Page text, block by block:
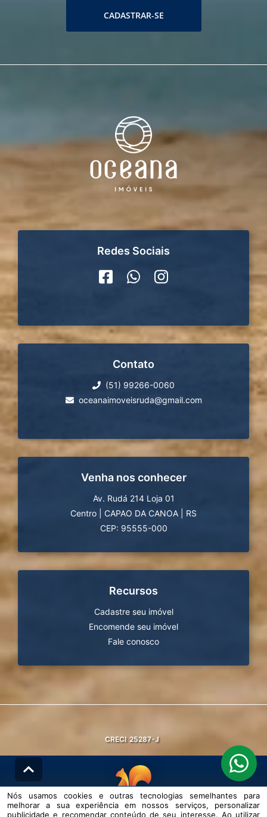
CADASTRAR-SE
Redes Sociais
Contato
(51) 99266-0060
oceanaimoveisruda@gmail.com
Venha nos conhecer
Av. Rudá 214 Loja 01
Centro
CAPAO DA CANOA
RS
CEP: 95555-000
Recursos
Cadastre seu imóvel
Encomende seu imóvel
Fale conosco
CRECI 25287-J
© DESENVOLVIDO PELAAGIL.NET
Nós usamos cookies e outras tecnologias semelhantes para
melhorar a sua experiência em nossos serviços, personalizar
publicidade e recomendar conteúdo de seu interesse. Ao utilizar